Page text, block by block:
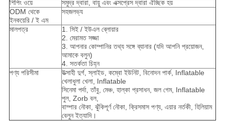
শিপিং ওয়ে
সমুদ্র দ্বারা, বায়ু এবং এক্সপ্রেস দ্বারা ঐচ্ছিক হয়
ODM থেকে
ইনকয়েরি / ই এম
সহজলভ্য
মালপত্র
1. সিই / ইউএল ব্লোয়ার
2. মেরামত সজ্জা
3. আপনার কোম্পানির তথ্য সঙ্গে ব্যানার (যদি আপনি প্রয়োজন,
আমাকে বলুন)
4. সতর্কতা চিহ্ন
পণ্য পরিসীমা
উত্সাহী দুর্গ, স্লাইড, কম্বো ইউনিট, বিনোদন পার্ক, Inflatable
খেলাধুলা খেলা, Inflatable
সিনেমা পর্দা, তাঁবু, মেঞ্চ, হাল্কা প্রসাধন, জল গেম, Inflatable
পুল, Zorb বল,
বাম্পার নৌকা, ঝুঁকিপূর্ণ নৌকা, ক্রিসমাস পণ্য, এয়ার নর্তকী, হিলিয়াম
বেলুন ইত্যাদি।